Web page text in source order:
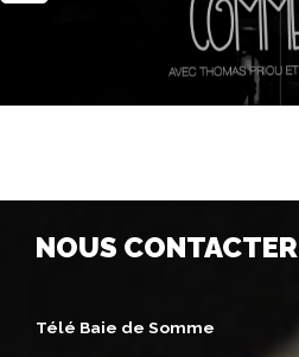
NOUS CONTACTER
Télé Baie de Somme